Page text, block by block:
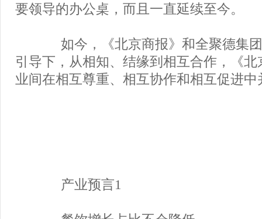
要领导的办公桌，而且一直延续至今。
如今，《北京商报》和全聚德集团
引导下，从相知、结缘到相互合作，《北
业间在相互尊重、相互协作和相互促进中
产业预言1